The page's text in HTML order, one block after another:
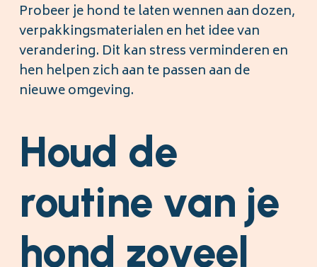
Probeer je hond te laten wennen aan dozen,
verpakkingsmaterialen en het idee van
verandering. Dit kan stress verminderen en
hen helpen zich aan te passen aan de
nieuwe omgeving.
Houd de
routine van je
hond zoveel